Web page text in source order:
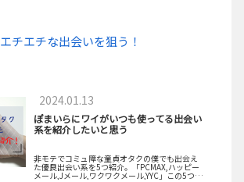
チエチな出会いを狙う！
ぽまいらにワイがいつも使ってる出会い
系を紹介したいと思う
非モテでコミュ障な童貞オタクの僕でも出会え
た優良出会い系を5つ紹介。「PCMAX,ハッピー
メール,Jメール,ワクワクメール,YYC」この5つな
2024.01.13